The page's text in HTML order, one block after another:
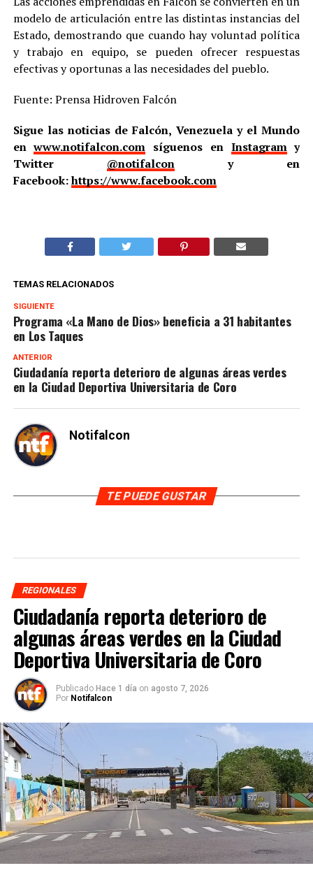
modelo de articulación entre las distintas instancias del
Estado, demostrando que cuando hay voluntad política
y trabajo en equipo, se pueden ofrecer respuestas
efectivas y oportunas a las necesidades del pueblo.
Fuente: Prensa Hidroven Falcón
Sigue las noticias de Falcón, Venezuela y el Mundo
enwww.notifalcon.com síguenos en Instagramy
Twitter @notifalcony en
Facebook:https://www.facebook.com
TEMAS RELACIONADOS
SIGUIENTE
Programa «La Mano de Dios» beneficia a 31 habitantes
en Los Taques
ANTERIOR
Ciudadanía reporta deterioro de algunas áreas verdes
en la Ciudad Deportiva Universitaria de Coro
Notifalcon
TE PUEDE GUSTAR
REGIONALES
Ciudadanía reporta deterioro de
algunas áreas verdes en la Ciudad
Deportiva Universitaria de Coro
Publicado Hace 1 día on agosto 7, 2026
Por Notifalcon